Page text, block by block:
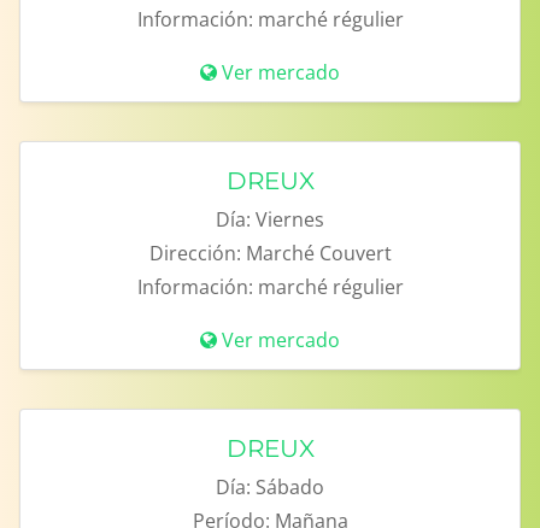
Información: marché régulier
Ver mercado
DREUX
Día: Viernes
Dirección: Marché Couvert
Información: marché régulier
Ver mercado
DREUX
Día: Sábado
Período: Mañana